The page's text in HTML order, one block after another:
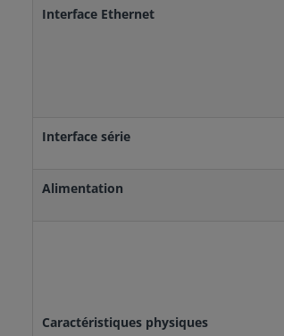
Interface Ethernet
Interface série
Alimentation
Caractéristiques physiques